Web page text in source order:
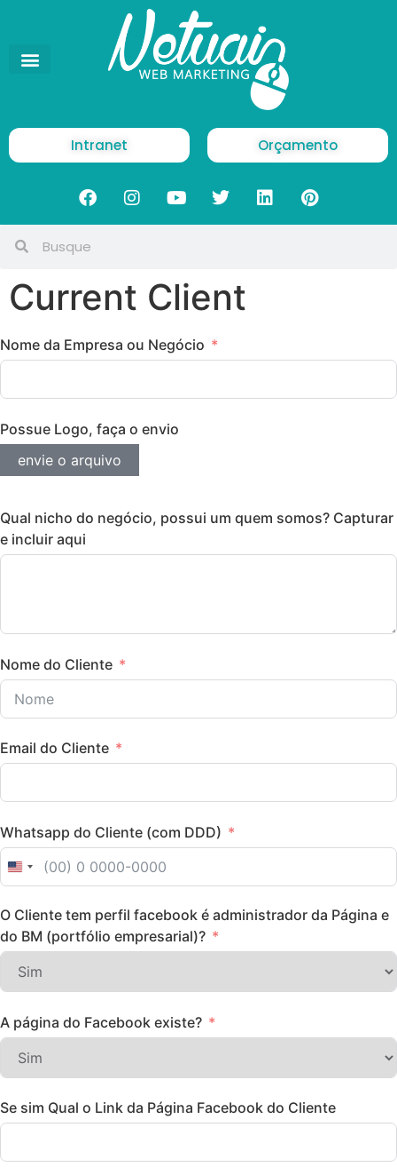
Intranet Orçamento
Current Client
Nome da Empresa ou Negócio
Possue Logo, faça o envio
envie o arquivo
Qual nicho do negócio, possui um quem somos? Capturar
e incluir aqui
Nome do Cliente
Email do Cliente
Whatsapp do Cliente (com DDD)
United States +1
O Cliente tem perfil facebook é administrador da Página e
do BM (portfólio empresarial)?
A página do Facebook existe?
Se sim Qual o Link da Página Facebook do Cliente